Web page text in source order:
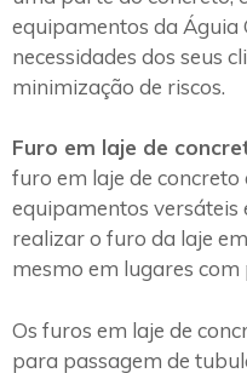
equipamentos da Águia
necessidades dos seus
minimização de riscos.
Furo em laje de
furo em laje de
equipamentos versáteis
realizar o furo da laje
mesmo em lugares com
Os furos em laje de
para passagem de